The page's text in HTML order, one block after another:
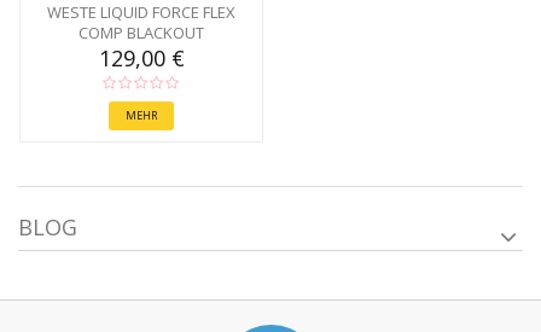
WESTE LIQUID FORCE FLEX
COMP BLACKOUT
129,00 €
MEHR
BLOG